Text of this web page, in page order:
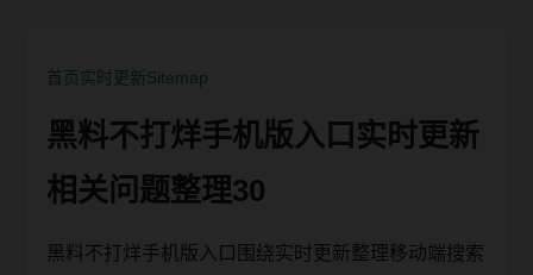
首页实时更新Sitemap
黑料不打烊手机版入口实时更新
相关问题整理30
黑料不打烊手机版入口围绕实时更新整理移动端搜索